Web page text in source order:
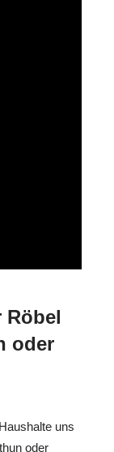
Röbel
oder
uns
oder